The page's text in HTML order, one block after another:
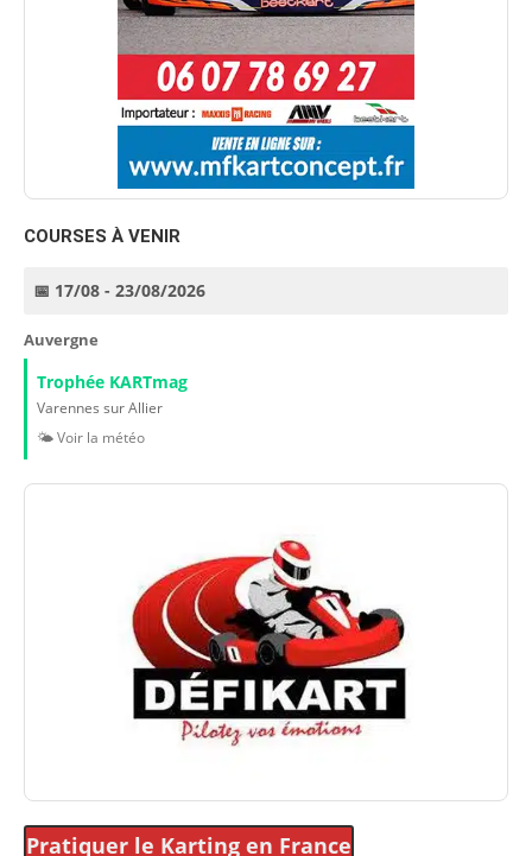
COURSES À VENIR
📅 17/08 - 23/08/2026
Auvergne
Trophée KARTmag
Varennes sur Allier
🌤️ Voir la météo
Pratiquer le Karting en France